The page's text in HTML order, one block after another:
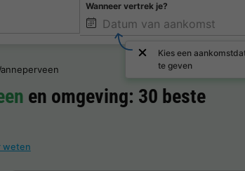
Wanneer vertrek je?
Kies een
te geven
en omgeving: 30 beste
weten